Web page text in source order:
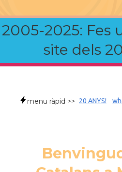
2005-2025: Fes
site dels
menu ràpid >> 20 ANYS!